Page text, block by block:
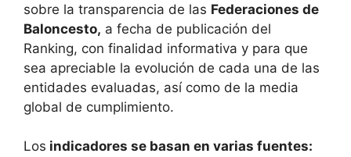
sobre la transparencia de las Federaciones de
Baloncesto, a fecha de publicación del
Ranking, con finalidad informativa y para que
sea apreciable la evolución de cada una de las
entidades evaluadas, así como de la media
global de cumplimiento.
Los indicadores se basan en varias fuentes: